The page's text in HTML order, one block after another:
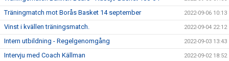
Träningmatch mot Borås Basket 14 september 2022-09-06 10:13
Vinst i kvällen träningsmatch. 2022-09-04 22:12
Intern utbildning - Regelgenomgång 2022-09-03 13:43
Intervju med Coach Källman 2022-09-02 18:52